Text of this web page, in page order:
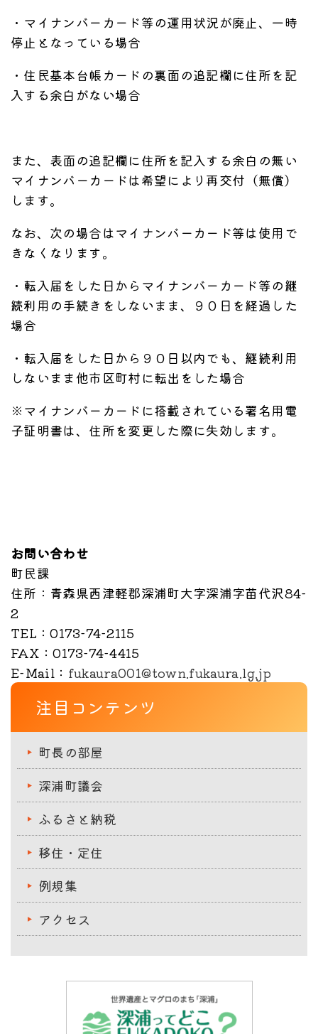
・マイナンバーカード等の運用状況が廃止、一時
停止となっている場合
・住民基本台帳カードの裏面の追記欄に住所を記
入する余白がない場合
また、表面の追記欄に住所を記入する余白の無い
マイナンバーカードは希望により再交付（無償）
します。
なお、次の場合はマイナンバーカード等は使用で
きなくなります。
・転入届をした日からマイナンバーカード等の継
続利用の手続きをしないまま、９０日を経過した
場合
・転入届をした日から９０日以内でも、継続利用
しないまま他市区町村に転出をした場合
※マイナンバーカードに搭載されている署名用電
子証明書は、住所を変更した際に失効します。
お問い合わせ
町民課
住所 ：青森県西津軽郡深浦町大字深浦字苗代沢84-
2
TEL ：0173-74-2115
FAX ：0173-74-4415
E-Mail ： fukaura001@town.fukaura.lg.jp
注目コンテンツ
町長の部屋
深浦町議会
ふるさと納税
移住・定住
例規集
アクセス